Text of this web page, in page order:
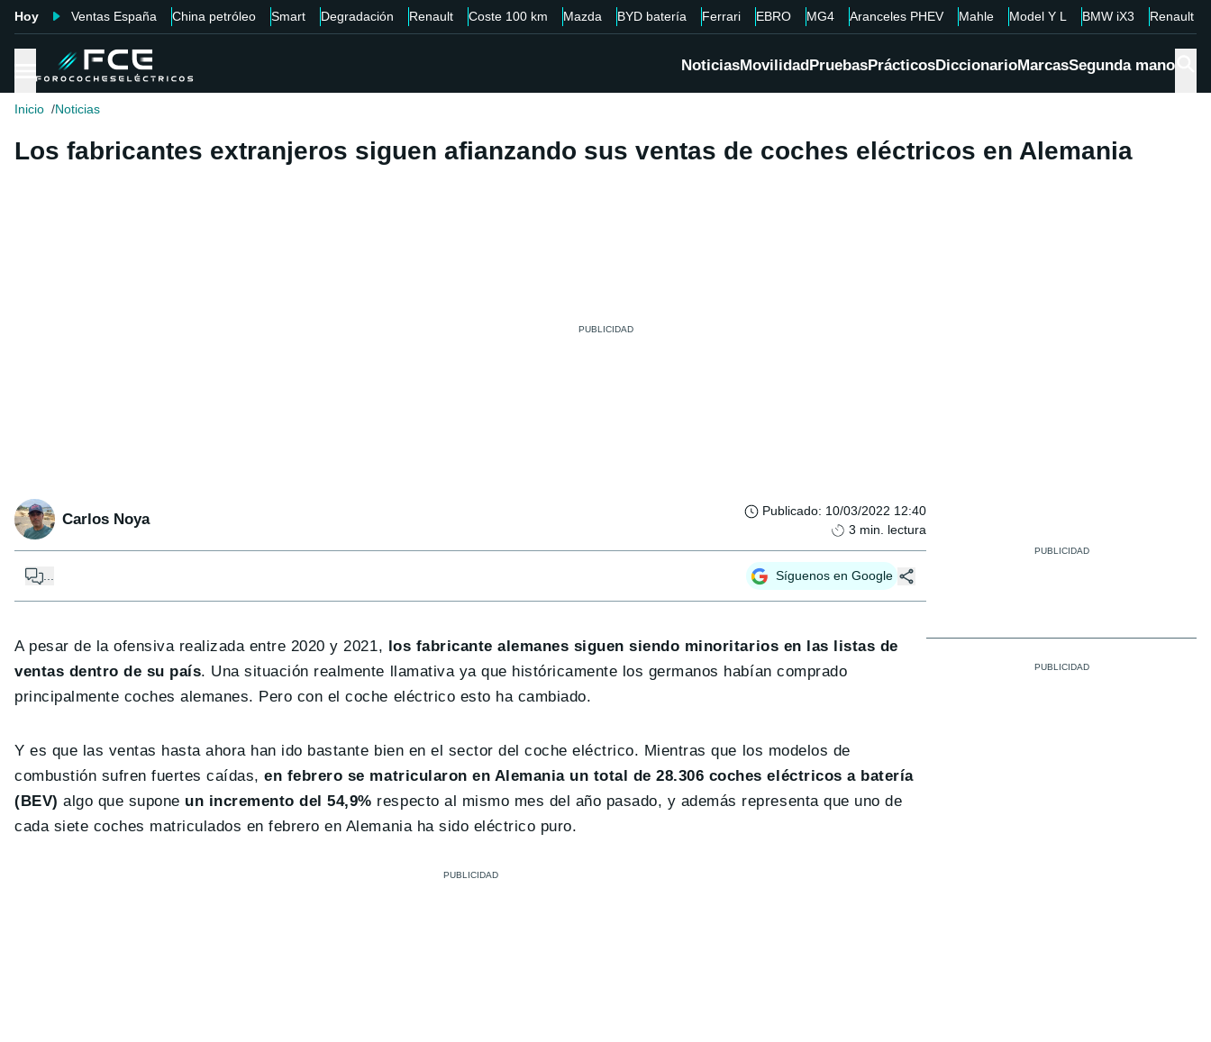
Hoy Ventas España China petróleo Smart Degradación Renault Coste 100 km Mazda BYD batería Ferrari EBRO MG4 Aranceles PHEV Mahle Model Y L BMW iX3 Renault
NoticiasMovilidadPruebasPrácticosDiccionarioMarcasSegunda mano
Inicio Noticias
Los fabricantes extranjeros siguen afianzando sus ventas de coches eléctricos en Alemania
Carlos Noya Publicado: 10/03/2022 12:40
3 min. lectura
Síguenos en Google
A pesar de la ofensiva realizada entre 2020 y 2021, los fabricante alemanes siguen siendo minoritarios en las listas de
ventas dentro de su país. Una situación realmente llamativa ya que históricamente los germanos habían comprado
principalmente coches alemanes. Pero con el coche eléctrico esto ha cambiado.
Y es que las ventas hasta ahora han ido bastante bien en el sector del coche eléctrico. Mientras que los modelos de
combustión sufren fuertes caídas,en febrero se matricularon en Alemania un total de 28.306 coches eléctricos a batería
(BEV) algo que supone un incremento del 54,9% respecto al mismo mes del año pasado, y además representa que uno de
cada siete coches matriculados en febrero en Alemania ha sido eléctrico puro.